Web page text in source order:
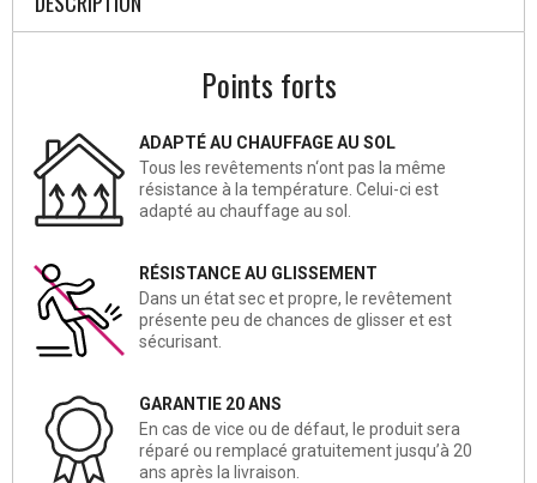
Points forts
ADAPTÉ AU CHAUFFAGE AU SOL
Tous les revêtements n‘ont pas la même
résistance à la température. Celui-ci est
adapté au chauffage au sol.
RÉSISTANCE AU GLISSEMENT
Dans un état sec et propre, le revêtement
présente peu de chances de glisser et est
sécurisant.
GARANTIE 20 ANS
En cas de vice ou de défaut, le produit sera
réparé ou remplacé gratuitement jusqu’à 20
ans après la livraison.